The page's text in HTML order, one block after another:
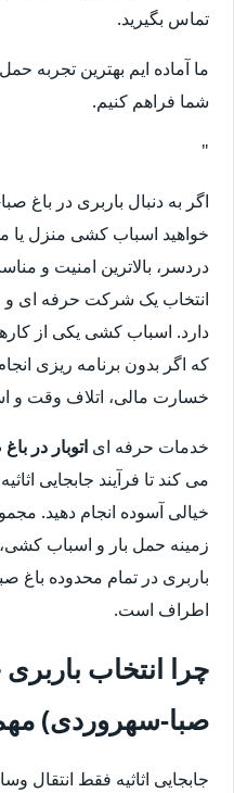
تماس بگیرید.
ما آماده ایم بهترین تجربه
شما فراهم کنیم.
"
اگر به دنبال باربری در باغ
خواهید اسباب کشی منزل یا
دردسر، بالاترین امنیت و
انتخاب یک شرکت حرفه ای و
دارد. اسباب کشی یکی از
که اگر بدون برنامه ریزی
خسارت مالی، اتلاف وقت و
خدمات حرفه ای اتوبار در
می کند تا فرآیند جابجایی
خیالی آسوده انجام دهید.
زمینه حمل بار و اسباب
باربری در تمام محدوده باغ
اطراف است.
چرا انتخاب
صبا-سهروردی)
جابجایی اثاثیه فقط انتقال